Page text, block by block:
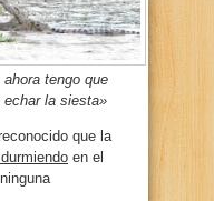
tengo que
echar la siesta»
que la
en el